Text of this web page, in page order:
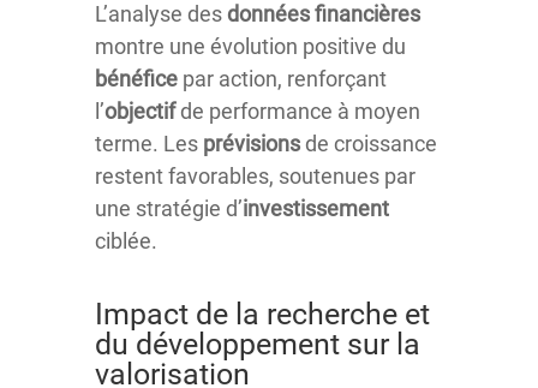
L’analyse desdonnées financières
montre une évolution positive du
bénéfice par action, renforçant
l’objectifde performance à moyen
terme. Les prévisions de croissance
restent favorables, soutenues par
une stratégie d’investissement
ciblée.
Impact de la recherche et
du développement sur la
valorisation